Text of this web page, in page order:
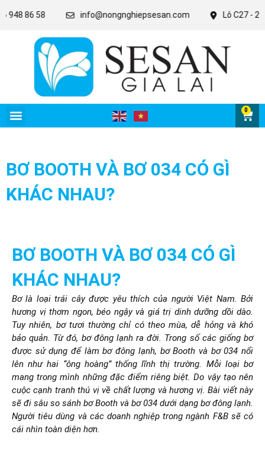
86 58 info@nongnghiepsesan.com Lô C27 - 28 -
0
BƠ BOOTH VÀ BƠ 034 CÓ GÌ
KHÁC NHAU?
BƠ BOOTH VÀ BƠ 034 CÓ GÌ
KHÁC NHAU?
Bơ là loại trái cây được yêu thích của người Việt Nam. Bởi
hương vị thơm ngon, béo ngậy và giá trị dinh dưỡng dồi dào.
Tuy nhiên, bơ tươi thường chỉ có theo mùa, dễ hỏng và khó
bảo quản. Từ đó, bơ đông lạnh ra đời. Trong số các giống bơ
được sử dụng để làm bơ đông lạnh, bơ Booth và bơ 034 nổi
lên như hai “ông hoàng” thống lĩnh thị trường. Mỗi loại bơ
mang trong mình những đặc điểm riêng biệt. Do vậy tạo nên
cuộc cạnh tranh thú vị về chất lượng và hương vị. Bài viết này
sẽ đi sâu so sánh bơ Booth và bơ 034 dưới dạng bơ đông lạnh.
Người tiêu dùng và các doanh nghiệp trong ngành F&B sẽ có
cái nhìn toàn diện hơn.